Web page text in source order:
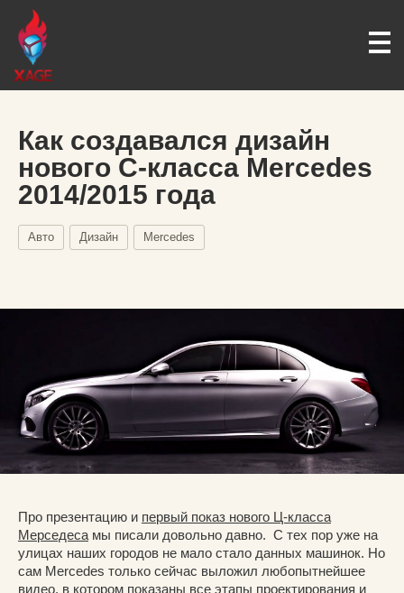
Как создавался дизайн
нового C-класса Mercedes
2014/2015 года
Авто Дизайн Mercedes
Про презентацию и первый показ нового Ц-класса
Мерседеса мы писали довольно давно. С тех пор уже на
улицах наших городов не мало стало данных машинок. Но
сам Mercedes только сейчас выложил любопытнейшее
видео, в котором показаны все этапы проектирования и